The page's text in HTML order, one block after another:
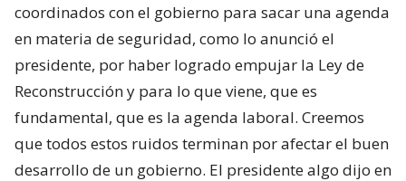
coordinados con el gobierno para sacar una agenda
en materia de seguridad, como lo anunció el
presidente, por haber logrado empujar la Ley de
Reconstrucción y para lo que viene, que es
fundamental, que es la agenda laboral. Creemos
que todos estos ruidos terminan por afectar el buen
desarrollo de un gobierno. El presidente algo dijo en